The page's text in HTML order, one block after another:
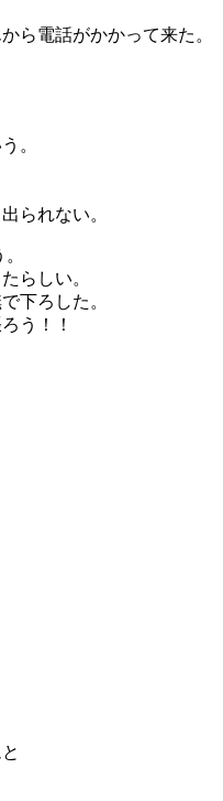
ら電話がかかって来た。
。
られない。
らしい。
下ろした。
う！！